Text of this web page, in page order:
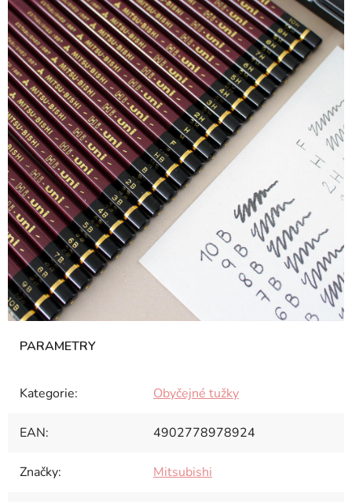
Kategorie: Obyčejné tužky
EAN: 4902778978924
Značky: Mitsubishi